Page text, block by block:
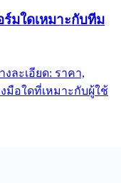
ร์มใดเหมาะกับทีม
งละเอียด: ราคา,
มือใดที่เหมาะกับผู้ใช้